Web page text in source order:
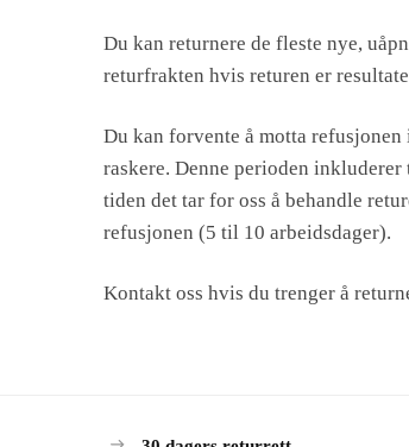
Du kan returnere de fleste nye,
returfrakten hvis returen er
Du kan forvente å motta
raskere. Denne perioden
tiden det tar for oss å behandle
refusjonen (5 til 10 arbeidsdager).
Kontakt oss hvis du trenger å